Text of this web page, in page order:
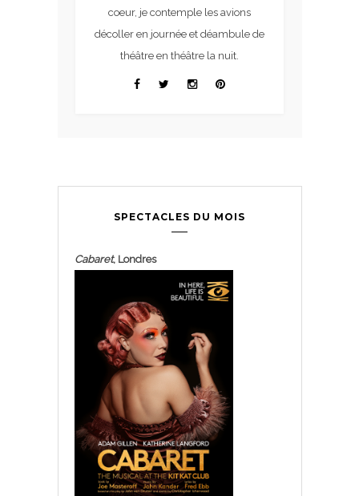
coeur, je contemple les avions
décoller en journée et déambule de
théâtre en théâtre la nuit.
SPECTACLES DU MOIS
Cabaret, Londres